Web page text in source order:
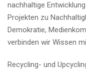
nachhaltige
Projekten zu
Demokratie,
verbinden wir Wissen
Recycling- und